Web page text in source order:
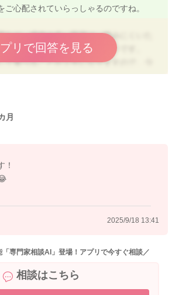
ご心配されていらっしゃるのですね。
など、繊維の多い野菜は、噛みにくいた
しまうというお悩みとても多いです。
て食べることが上手になりますので、少
と思います。
、厚みは抑えて幅の広いものをつぶして
ただくのもおススメですよ。
リで回答を見る
月
！
2025/9/18 13:41
専門家相談AI」登場！アプリで今すぐ相談／
相談はこちら